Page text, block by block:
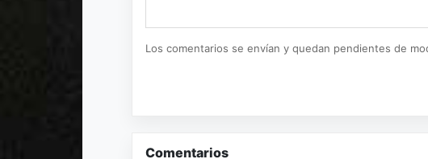
Los comentarios se envían y quedan pendientes de
Comentarios